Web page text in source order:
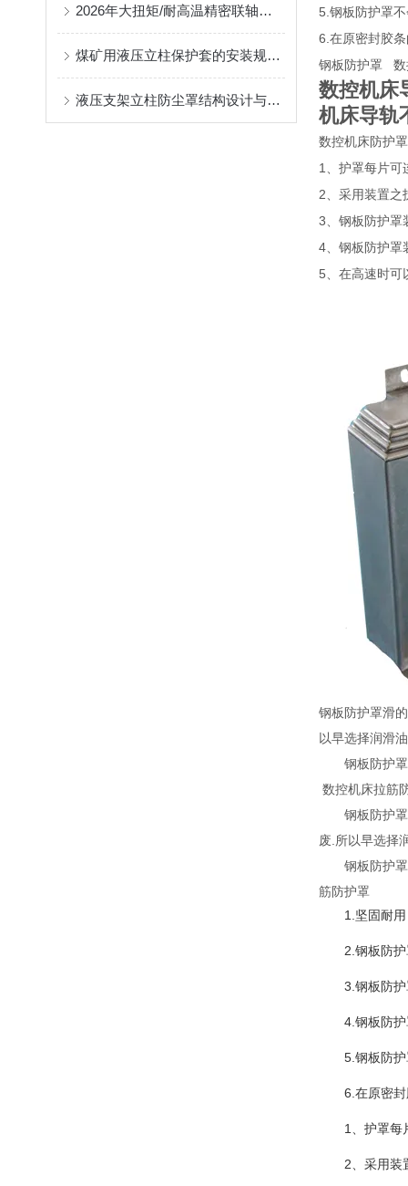
2026年大扭矩/耐高温精密联轴器定制找哪家？能实现精准定制的优质厂家盘点
煤矿用液压立柱保护套的安装规范与使用寿命提升方案
液压支架立柱防尘罩结构设计与密封防护原理
5. 钢板防护罩
6. 在原密封胶
钢板防护罩
数控机
机床导轨
数控机床防护
1 、护罩每片可
2、采用装置之
3、钢板防护罩
4、钢板防护罩
5、在高速时
钢板防护罩滑
以早选择润滑
钢板防护罩
数控机床拉筋
钢板防护罩
废.所以早选择
钢板防护罩
筋防护罩
1.坚固耐
2.钢板防
3.钢板防
4.钢板防
5.钢板防
6.在原密
1、护罩每
2、采用装